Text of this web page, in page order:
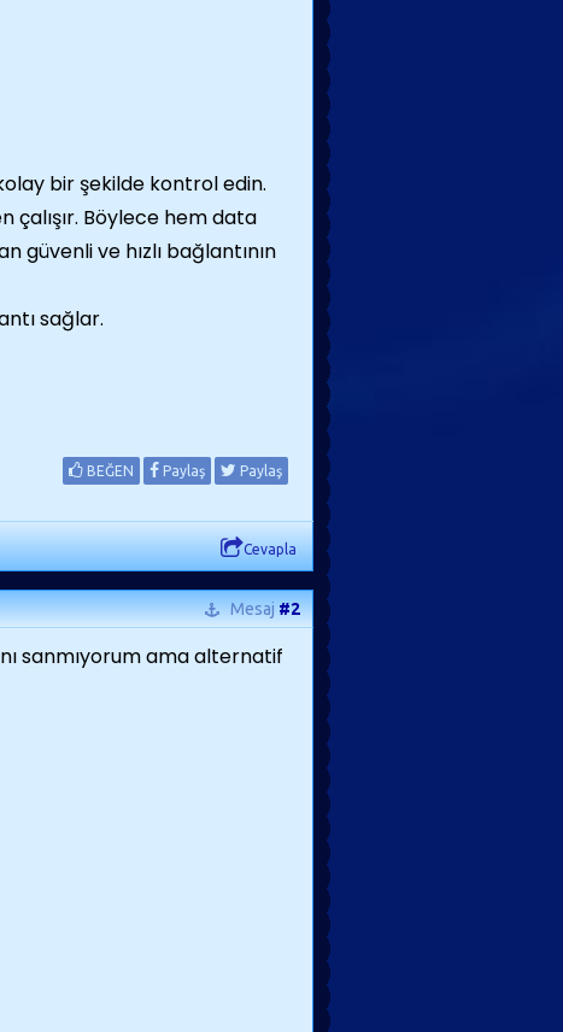
bir şekilde kontrol edin.
çalışır. Böylece hem data
güvenli ve hızlı bağlantının
sağlar.
BEĞEN Paylaş Paylaş
Cevapla
Mesaj#2
sanmıyorum ama alternatif